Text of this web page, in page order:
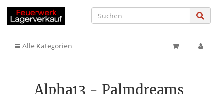
Alle Kategorien
Alpha13 - Palmdreams